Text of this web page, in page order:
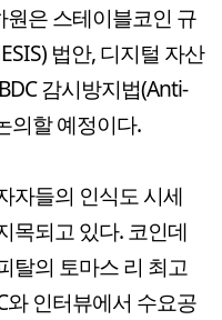
원은 스테이블코인 규
법안, 디지털 자산
감시방지법(Anti-
의할 예정이다.
자들의 인식도 시세
목되고 있다. 코인데
탈의 토마스 리 최고
와 인터뷰에서 수요공